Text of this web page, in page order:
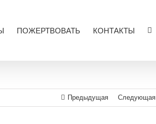
ПОЖЕРТВОВАТЬ КОНТАКТЫ
Предыдущая Следующая